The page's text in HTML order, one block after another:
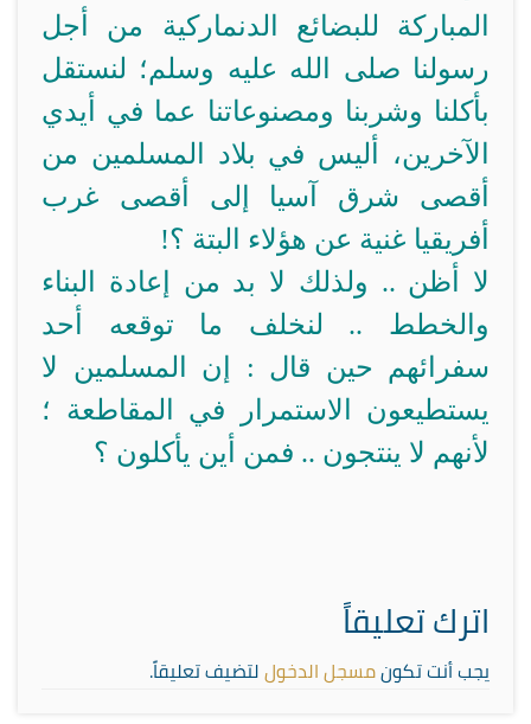
المباركة للبضائع الدنماركية من أجل
رسولنا صلى الله عليه وسلم؛ لنستقل
بأكلنا وشربنا ومصنوعاتنا عما في أيدي
الآخرين، أليس في بلاد المسلمين من
أقصى شرق آسيا إلى أقصى غرب
أفريقيا غنية عن هؤلاء البتة ؟!
لا أظن .. ولذلك لا بد من إعادة البناء
والخطط .. لنخلف ما توقعه أحد
سفرائهم حين قال : إن المسلمين لا
يستطيعون الاستمرار في المقاطعة ؛
لأنهم لا ينتجون .. فمن أين يأكلون ؟
اترك تعليقاً
يجب أنت تكونمسجل الدخوللتضيف تعليقاً.